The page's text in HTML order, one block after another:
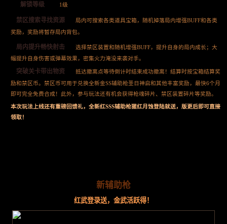
解锁等级 1级
禁区搜索寻找资源
局内可搜索各类道具宝箱，随机掉落局内增强BUFF和各类
奖励，奖励将暂存局内背包。
局内提升畅快射击
选择禁区装置和随机增强BUFF，提升自身的局内成长；大
幅提升自身伤害或弹幕效果，密集火力淹没来袭对手。
突破关卡带出物资
抵达撤离点等待倒计时结束成功撤离！结算时按宝箱结算奖
励和禁区币。禁区币可用于兑换全新金SS辅助枪圣日神启和其他丰富奖励，最快6个月
即可完全免费合成！此外，参与玩法还有机会获得枪魂碎片、禁区装置碎片等奖励。
本次玩法上线还有重磅回馈礼，全新红SSS辅助枪猩红月蚀登陆就送，版更后即可直接
领取！
新辅助枪
红武登录送，金武活跃得！